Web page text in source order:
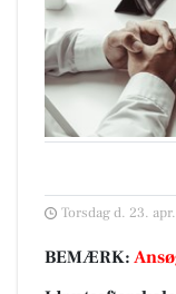
Torsdag d. 23.
BEMÆRK: